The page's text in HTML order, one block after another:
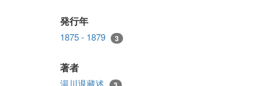
発行年
1875 - 1879 3
著者
湯川退藏述